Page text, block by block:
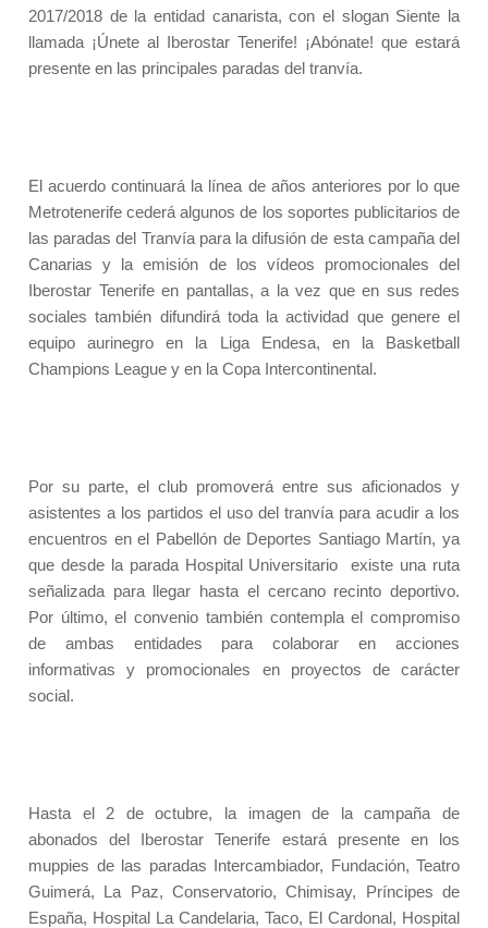
2017/2018 de la entidad canarista, con el slogan Siente la
llamada ¡Únete al Iberostar Tenerife! ¡Abónate! que estará
presente en las principales paradas del tranvía.
El acuerdo continuará la línea de años anteriores por lo que
Metrotenerife cederá algunos de los soportes publicitarios de
las paradas del Tranvía para la difusión de esta campaña del
Canarias y la emisión de los vídeos promocionales del
Iberostar Tenerife en pantallas, a la vez que en sus redes
sociales también difundirá toda la actividad que genere el
equipo aurinegro en la Liga Endesa, en la Basketball
Champions League y en la Copa Intercontinental.
Por su parte, el club promoverá entre sus aficionados y
asistentes a los partidos el uso del tranvía para acudir a los
encuentros en el Pabellón de Deportes Santiago Martín, ya
que desde la parada Hospital Universitario
existe una ruta
señalizada para llegar hasta el cercano recinto deportivo.
Por último, el convenio también contempla el compromiso
de ambas entidades para colaborar en acciones
informativas y promocionales en proyectos de carácter
social.
Hasta el 2 de octubre, la imagen de la campaña de
abonados del Iberostar Tenerife estará presente en los
muppies de las paradas Intercambiador, Fundación, Teatro
Guimerá, La Paz, Conservatorio, Chimisay, Príncipes de
España, Hospital La Candelaria, Taco, El Cardonal, Hospital